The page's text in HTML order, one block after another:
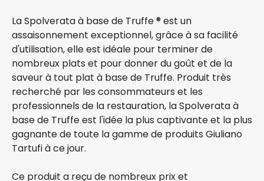
La Spolverata à base de Truffe ® est un
assaisonnement exceptionnel, grâce à sa facilité
d'utilisation, elle est idéale pour terminer de
nombreux plats et pour donner du goût et de la
saveur à tout plat à base de Truffe. Produit très
recherché par les consommateurs et les
professionnels de la restauration, la Spolverata à
base de Truffe est l'idée la plus captivante et la plus
gagnante de toute la gamme de produits Giuliano
Tartufi à ce jour.
Ce produit a reçu de nombreux prix et